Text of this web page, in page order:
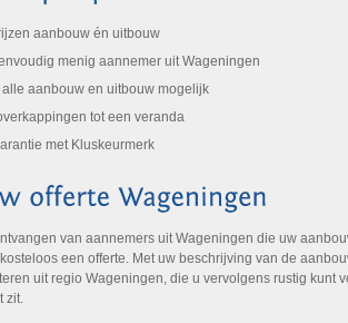
aanbouw én uitbouw
menig aannemer uit Wageningen
alle aanbouw en uitbouw mogelijk
tot een veranda
met Kluskeurmerk
van aannemers uit Wageningen die uw
een offerte. Met uw beschrijving van de
uit regio Wageningen, die u vervolgens rustig kunt
zit.